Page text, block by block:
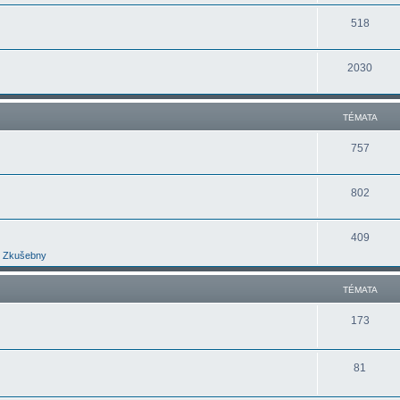
518
2030
TÉMATA
757
802
Zkušebny
409
TÉMATA
173
81